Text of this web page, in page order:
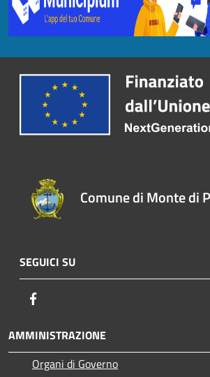
Comune di Monte di
SEGUICI SU
AMMINISTRAZIONE
Organi di Governo